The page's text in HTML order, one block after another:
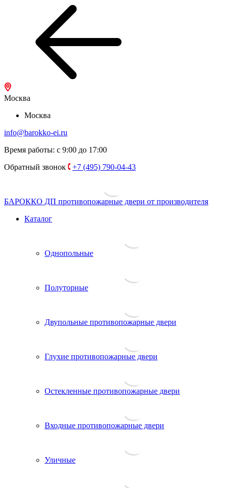
Москва
Москва
info@barokko-ei.ru
Время работы: с 9:00 до 17:00
Обратный звонок
+7 (495) 790-04-43
БАРОККО ДП противопожарные двери от производителя
Каталог
Однопольные
Полуторные
Двупольные противопожарные двери
Глухие противопожарные двери
Остекленные противопожарные двери
Входные противопожарные двери
Уличные